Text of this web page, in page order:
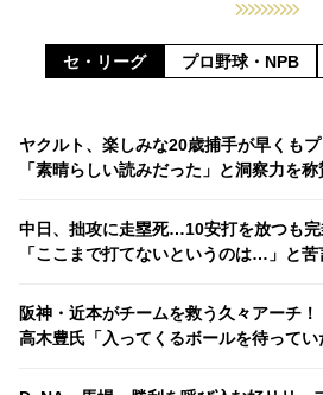
セ・リーグ プロ野球・NPB
ヤクルト、楽しみな20歳捕手が早くも
「素晴らしい読みだった」と洞察力を称
中日、拙攻に走塁死…10安打を放つも
「ここまで打てないというのは…」と苦
阪神・近本がチームを救う久々アーチ
高木豊氏「入ってくるボールを待ってい